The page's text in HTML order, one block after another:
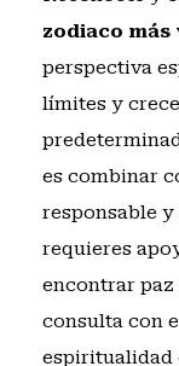
zodiaco
perspectiva
límites y
es combinar
responsable
requieres
encontrar paz
consulta con
espiritualidad